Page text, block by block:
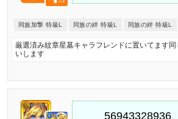
同族加撃 特級L 同族の絆 特級L 同族の絆 特級L
厳選済み紋章星墓キャラフレンドに置いてます
いします